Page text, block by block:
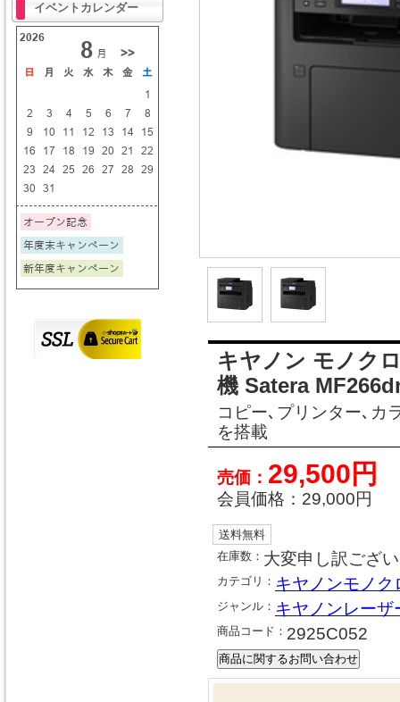
キヤノン モノク
機 Satera
コピー､プリンター､カ
を搭載
売価： 29,500円
会員価格： 29,000円
送料無料
在庫数： 大変申し訳ござ
カテゴリ： キヤノンモノク
ジャンル： キヤノンレー
商品コード： 2925C052
イベントカレンダー